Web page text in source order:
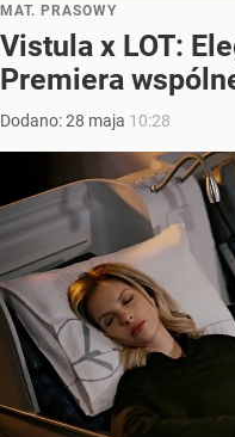
MAT. PRASOWY
Vistula x LOT:
Premiera
Dodano:28 maja 10:28